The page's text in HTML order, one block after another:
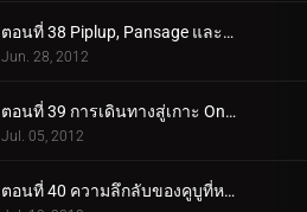
ตอนที่ 38 Piplup, Pansage และการพบกันของ Times!
Jun. 28, 2012
ตอนที่ 39 การเดินทางสู่เกาะ Onix!
Jul. 05, 2012
ตอนที่ 40 ความลึกลับของคูบูที่หายไป!